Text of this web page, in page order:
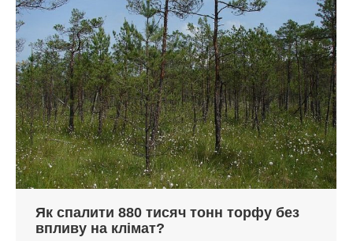
Як спалити 880 тисяч тонн торфу без
впливу на клімат?